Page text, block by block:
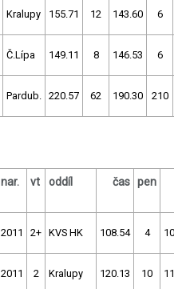
Kralupy 155.71 12 143.60 6
Č.Lípa 149.11 8 146.53 6
Pardub. 220.57 62 190.30 210
nar. vt oddíl čas pen
2011 2+ KVS HK 108.54 4
2011 2 Kralupy 120.13 10